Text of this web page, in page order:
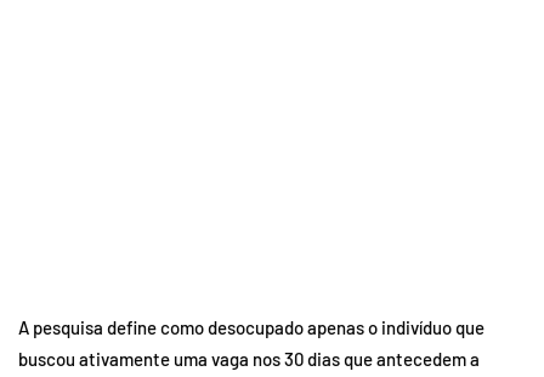
A pesquisa define como desocupado apenas o indivíduo que
buscou ativamente uma vaga nos 30 dias que antecedem a